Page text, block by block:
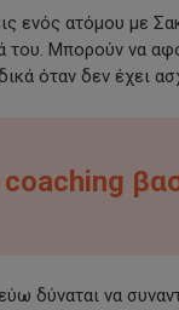
ενός ατόμου με
του. Μπορούν να
όταν δεν έχει
δύναται να